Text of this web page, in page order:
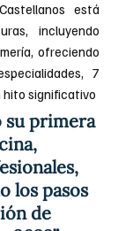
está
incluyendo
ofreciendo
7
hito significativo
su primera
los pasos
de